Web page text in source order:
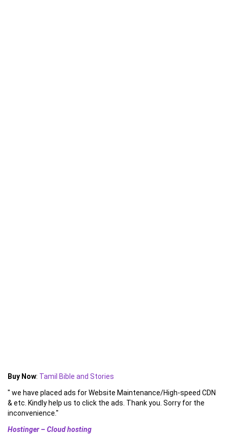
Buy Now: Tamil Bible and Stories
" we have placed ads for Website Maintenance/High-speed CDN
& etc. Kindly help us to click the ads. Thank you. Sorry for the
inconvenience."
Hostinger – Cloud hosting